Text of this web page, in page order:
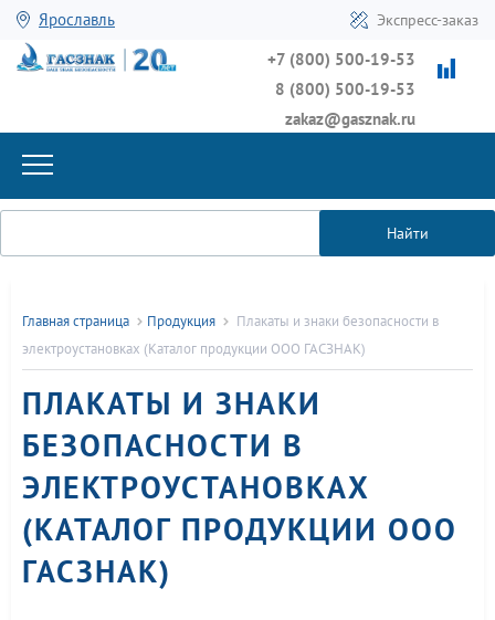
Ярославль Экспресс-заказ
+7 (800) 500-19-53
8 (800) 500-19-53
zakaz@gasznak.ru
Найти
Главная страница Продукция
Плакаты и знаки безопасности в
электроустановках (Каталог продукции ООО ГАСЗНАК)
ПЛАКАТЫ И ЗНАКИ
БЕЗОПАСНОСТИ В
ЭЛЕКТРОУСТАНОВКАХ
(КАТАЛОГ ПРОДУКЦИИ ООО
ГАСЗНАК)